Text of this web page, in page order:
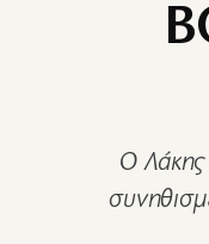
Ο Λάκης